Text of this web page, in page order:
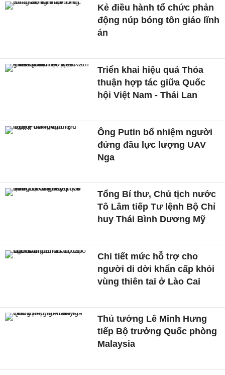
Kẻ điều hành tổ chức phản
động núp bóng tôn giáo lĩnh
án
Triển khai hiệu quả Thỏa
thuận hợp tác giữa Quốc
hội Việt Nam - Thái Lan
Ông Putin bổ nhiệm người
đứng đầu lực lượng UAV
Nga
Tổng Bí thư, Chủ tịch nước
Tô Lâm tiếp Tư lệnh Bộ Chỉ
huy Thái Bình Dương Mỹ
Chi tiết mức hỗ trợ cho
người di dời khẩn cấp khỏi
vùng thiên tai ở Lào Cai
Thủ tướng Lê Minh Hưng
tiếp Bộ trưởng Quốc phòng
Malaysia